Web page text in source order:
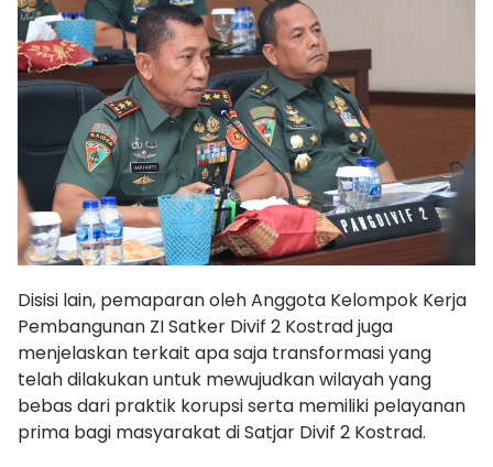
Disisi lain, pemaparan oleh Anggota Kelompok Kerja
Pembangunan ZI Satker Divif 2 Kostrad juga
menjelaskan terkait apa saja transformasi yang
telah dilakukan untuk mewujudkan wilayah yang
bebas dari praktik korupsi serta memiliki pelayanan
prima bagi masyarakat di Satjar Divif 2 Kostrad.